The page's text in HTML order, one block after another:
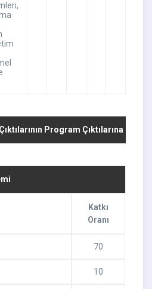
Program Çıktılarına Katkısı
Katkı
Oranı
70
10